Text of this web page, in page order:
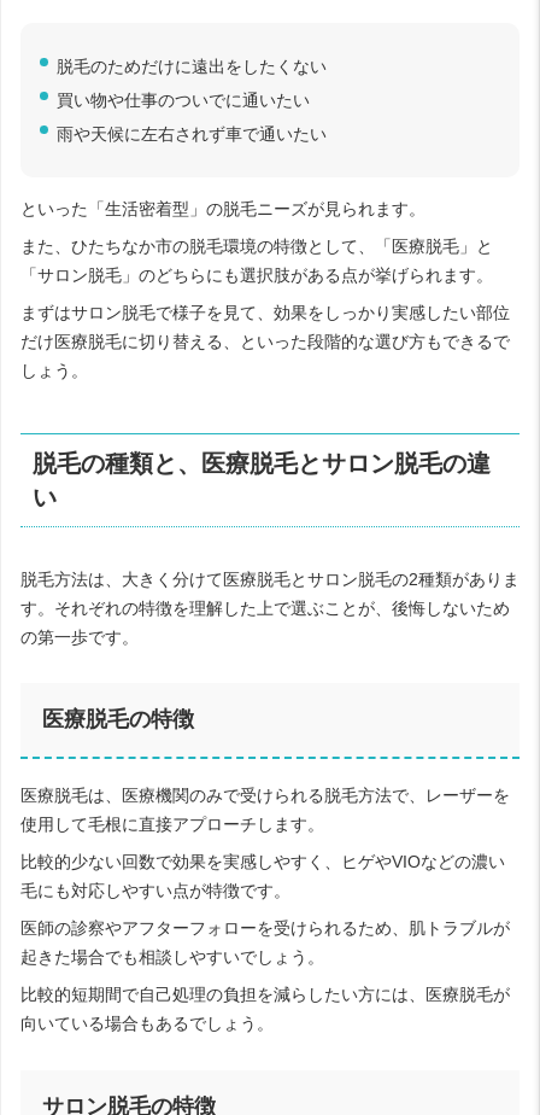
脱毛のためだけに遠出をしたくない
買い物や仕事のついでに通いたい
雨や天候に左右されず車で通いたい
といった「生活密着型」の脱毛ニーズが見られます。
また、ひたちなか市の脱毛環境の特徴として、「医療脱毛」と
「サロン脱毛」のどちらにも選択肢がある点が挙げられます。
まずはサロン脱毛で様子を見て、効果をしっかり実感したい部位
だけ医療脱毛に切り替える、といった段階的な選び方もできるで
しょう。
脱毛の種類と、医療脱毛とサロン脱毛の違
い
脱毛方法は、大きく分けて医療脱毛とサロン脱毛の2種類がありま
す。それぞれの特徴を理解した上で選ぶことが、後悔しないため
の第一歩です。
医療脱毛の特徴
医療脱毛は、医療機関のみで受けられる脱毛方法で、レーザーを
使用して毛根に直接アプローチします。
比較的少ない回数で効果を実感しやすく、ヒゲやVIOなどの濃い
毛にも対応しやすい点が特徴です。
医師の診察やアフターフォローを受けられるため、肌トラブルが
起きた場合でも相談しやすいでしょう。
比較的短期間で自己処理の負担を減らしたい方には、医療脱毛が
向いている場合もあるでしょう。
サロン脱毛の特徴